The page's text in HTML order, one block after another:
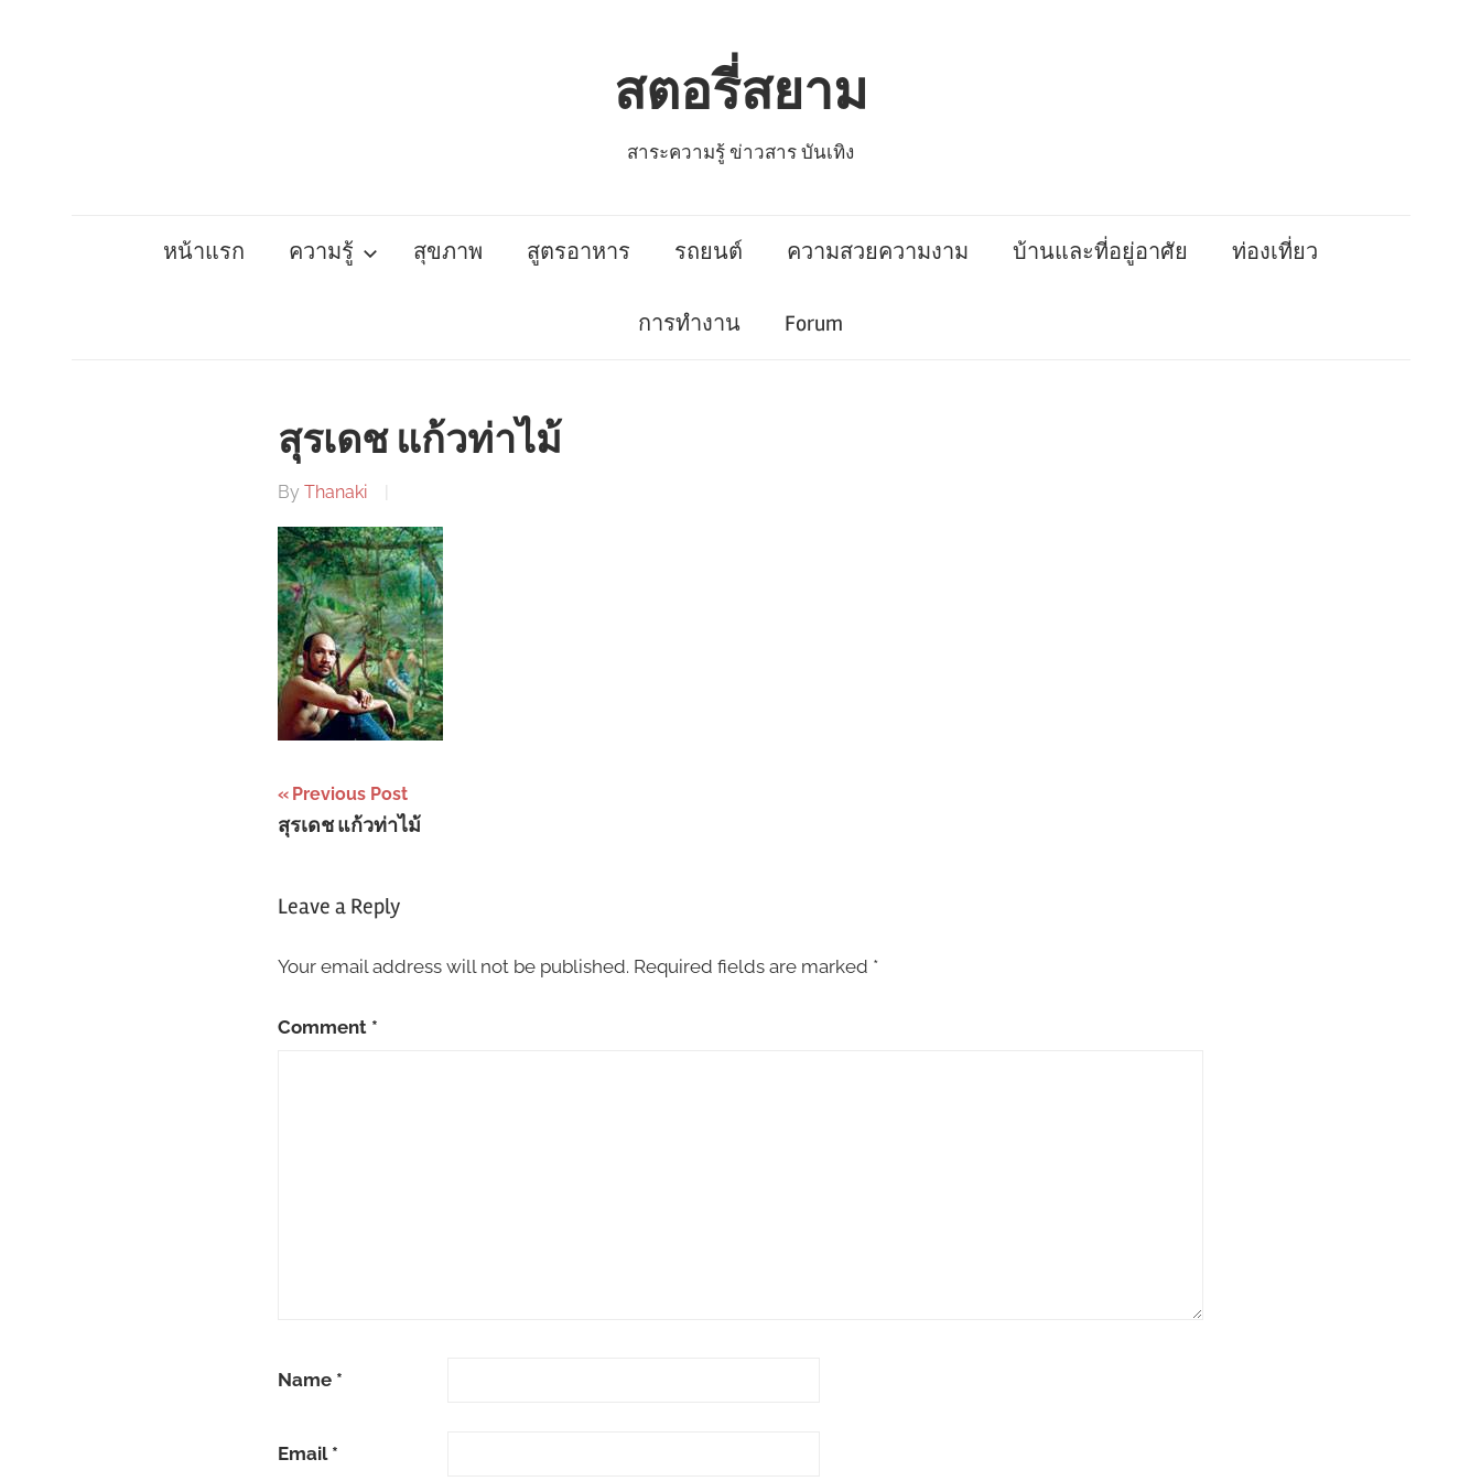
สตอรี่สยาม
สาระความรู้ ข่าวสาร บันเทิง
หน้าแรก ความรู้ สุขภาพ สูตรอาหาร รถยนต์ ความสวยความงาม บ้านและที่อยู่อาศัย ท่องเที่ยว
การทำงาน Forum
สุรเดช แก้วท่าไม้
By Thanaki
Post
navigation
Previous Post
สุรเดช แก้วท่าไม้
Leave a Reply
Your email address will not be published. Required fields are marked *
Comment *
Name *
Email *